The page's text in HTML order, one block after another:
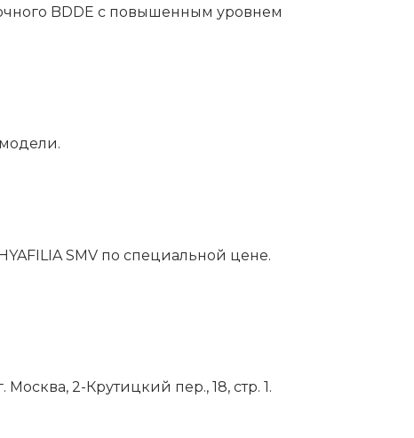
BDDE с повышенным уровнем
SMV по специальной цене.
2-Крутицкий пер., 18, стр. 1.